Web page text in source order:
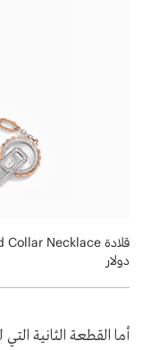
دولار
أما القطعة الثانية